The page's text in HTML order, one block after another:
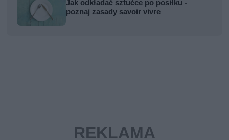
Jak odkładać sztućce po posiłku -
poznaj zasady savoir vivre